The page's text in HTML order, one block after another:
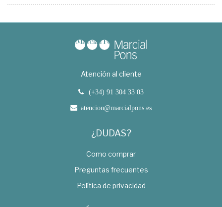
Atención al cliente
(+34) 91 304 33 03
atencion@marcialpons.es
¿DUDAS?
Como comprar
Preguntas frecuentes
Política de privacidad